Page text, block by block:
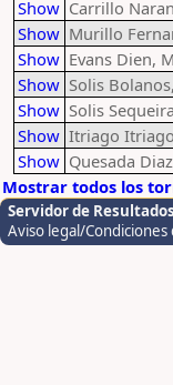
Show Carrillo
Show Murillo
Show Evans Dien,
Show Solis
Show Solis
Show Itriago
Show Quesada
Mostrar todos los
Servidor de
Aviso legal/Condiciones